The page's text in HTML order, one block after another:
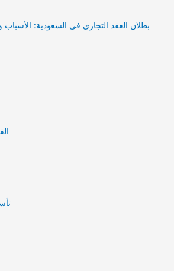
بطلان العقد التجاري في السعودية: الأسباب